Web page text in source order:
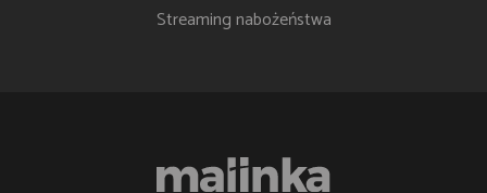
Streaming nabożeństwa